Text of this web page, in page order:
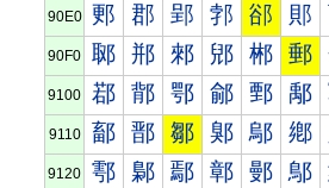
90E0 郠 郡 郢 郣 郤 郥
90F0 郰 郱 郲 郳 郴 郵
9100 鄀 鄁 鄂 鄃 鄄 鄅
9110 鄐 鄑 鄒 鄓 鄔 鄕
9120 鄠 鄡 鄢 鄣 鄤 鄥